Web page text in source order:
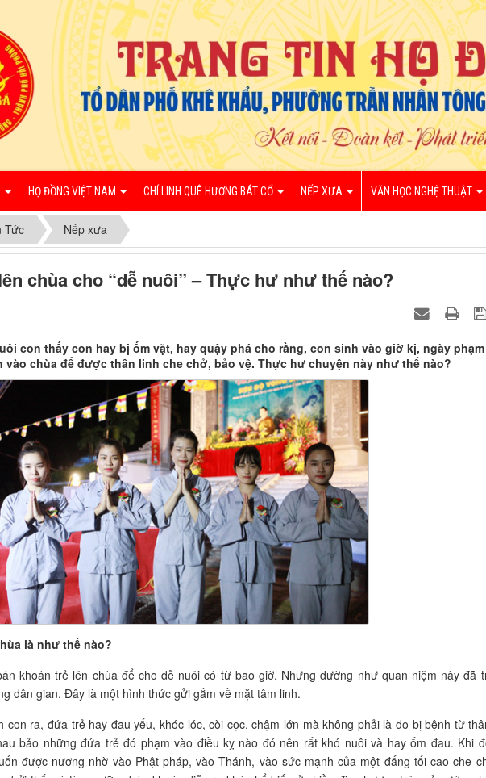
HỌ ĐỒNG VIỆT NAM CHÍ LINH QUÊ HƯƠNG BÁT CỔ NẾP XƯA VĂN HỌC NGHỆ THUẬT
Tức Nếp xưa
chùa cho “dễ nuôi” – Thực hư như thế nào?
con thấy con hay bị ốm vặt, hay quậy phá cho rằng, con sinh vào giờ kị, ngày phạm
vào chùa để được thần linh che chở, bảo vệ. Thực hư chuyện này như thế nào?
là như thế nào?
khoán trẻ lên chùa để cho dễ nuôi có từ bao giờ. Nhưng dường như quan niệm này đã
dân gian. Đây là một hình thức gửi gắm về mặt tâm linh.
con ra, đứa trẻ hay đau yếu, khóc lóc, còi cọc. chậm lớn mà không phải là do bị bệnh từ
bảo những đứa trẻ đó phạm vào điều kỵ nào đó nên rất khó nuôi và hay ốm đau. Khi
được nương nhờ vào Phật pháp, vào Thánh, vào sức mạnh của một đấng tối cao che